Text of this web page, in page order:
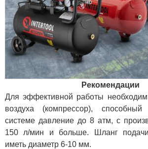
Рекомендации
Для эффективной работы необходим
воздуха (компрессор),
системе давление до 8 атм, с
150 л/мин и больше. Шланг
иметь диаметр 6-10 мм.